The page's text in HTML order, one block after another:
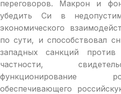
переговоров. Макрон и
убедить Си в
экономического
по сути, и способствовал
западных санкций
частности,
функционирование
обеспечивающего